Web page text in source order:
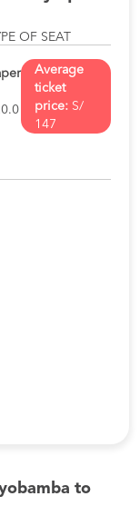
OF SEAT
Average
ticket
price: S/
147
to